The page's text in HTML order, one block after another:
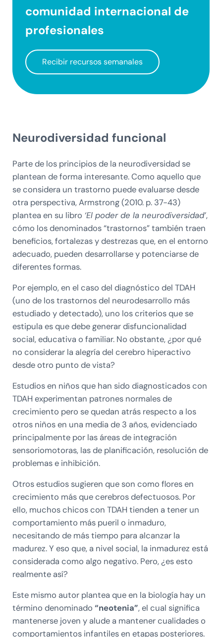
comunidad internacional de
profesionales
Recibir recursos semanales
Neurodiversidad funcional
Parte de los principios de la neurodiversidad se
plantean de forma interesante. Como aquello que
se considera un trastorno puede evaluarse desde
otra perspectiva, Armstrong (2010. p. 37-43)
plantea en su libro ‘El poder de la neurodiversidad’,
cómo los denominados “trastornos” también traen
beneficios, fortalezas y destrezas que, en el entorno
adecuado, pueden desarrollarse y potenciarse de
diferentes formas.
Por ejemplo, en el caso del diagnóstico del TDAH
(uno de los trastornos del neurodesarrollo más
estudiado y detectado), uno los criterios que se
estipula es que debe generar disfuncionalidad
social, educativa o familiar. No obstante, ¿por qué
no considerar la alegría del cerebro hiperactivo
desde otro punto de vista?
Estudios en niños que han sido diagnosticados con
TDAH experimentan patrones normales de
crecimiento pero se quedan atrás respecto a los
otros niños en una media de 3 años, evidenciado
principalmente por las áreas de integración
sensoriomotoras, las de planificación, resolución de
problemas e inhibición.
Otros estudios sugieren que son como flores en
crecimiento más que cerebros defectuosos. Por
ello, muchos chicos con TDAH tienden a tener un
comportamiento más pueril o inmaduro,
necesitando de más tiempo para alcanzar la
madurez. Y eso que, a nivel social, la inmadurez está
considerada como algo negativo. Pero, ¿es esto
realmente así?
Este mismo autor plantea que en la biología hay un
término denominado “neotenia”, el cual significa
mantenerse joven y alude a mantener cualidades o
comportamientos infantiles en etapas posteriores.